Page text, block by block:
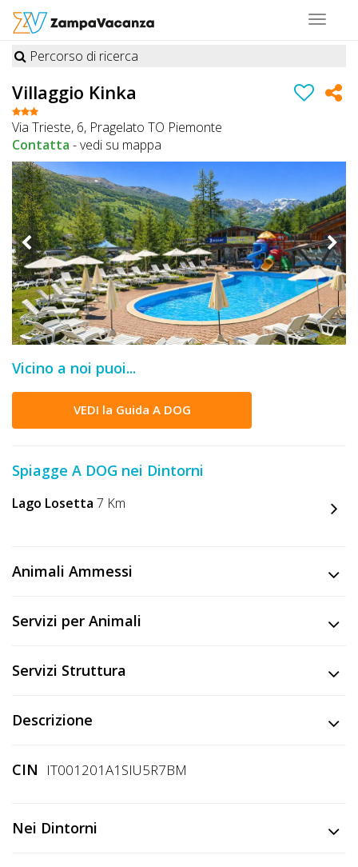
Toggle
STRUTTURE
A
DOG
LUOGHI
A
DOG
OFFERTE
A
DOG
A
CODICE
SCONTO
Tutorial
Lavora
Noi
Attività
Percorso di ricerca
Villaggio Kinka
Via Trieste, 6, Pragelato TO Piemonte
Contatta -vedi su mappa
Vicino a noi puoi...
VEDI la Guida A DOG
Spiagge A DOG nei Dintorni
Lago Losetta 7 Km
Animali Ammessi
Servizi per Animali
Servizi Struttura
Descrizione
CIN IT001201A1SIU5R7BM
Nei Dintorni